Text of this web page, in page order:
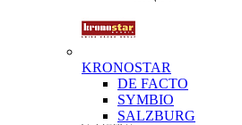
KRONOSTAR
DE FACTO
SYMBIO
SALZBURG